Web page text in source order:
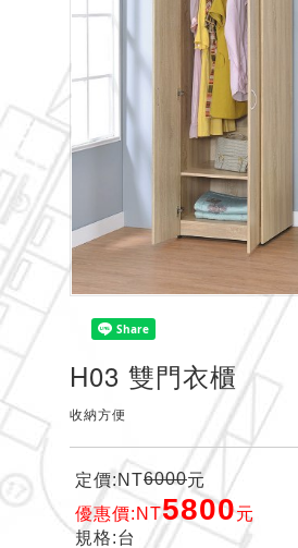
H03 雙門衣櫃
收納方便
定價:NT6000元
優惠價:NT5800元
規格:台